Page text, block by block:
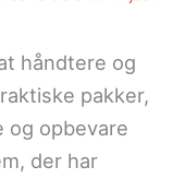
håndtere og
pakker,
og opbevare
der har